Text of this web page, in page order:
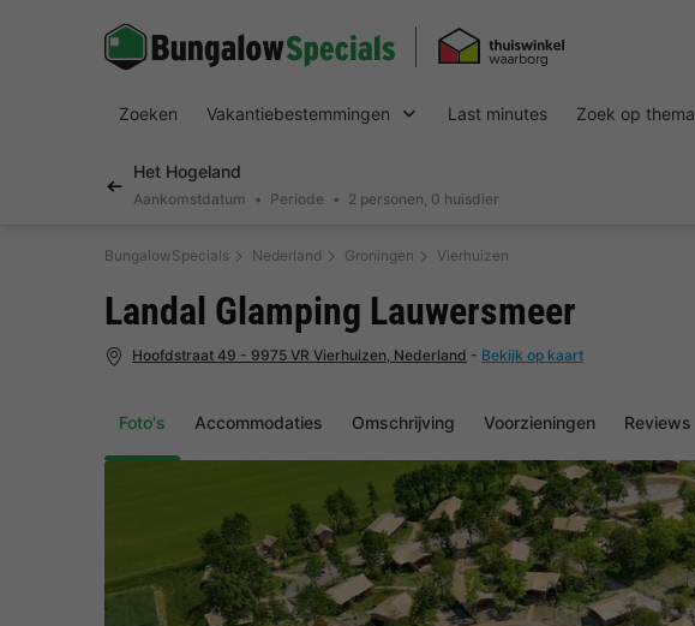
Zoeken Vakantiebestemmingen Last minutes Zoek op thema
Het Hogeland
Aankomstdatum Periode 2 personen, 0 huisdier
BungalowSpecials Nederland Groningen Vierhuizen
Foto's Accommodaties Omschrijving Voorzieningen Reviews
Landal Glamping Lauwersmeer
Hoofdstraat 49 - 9975 VR Vierhuizen, Nederland - Bekijk op kaart